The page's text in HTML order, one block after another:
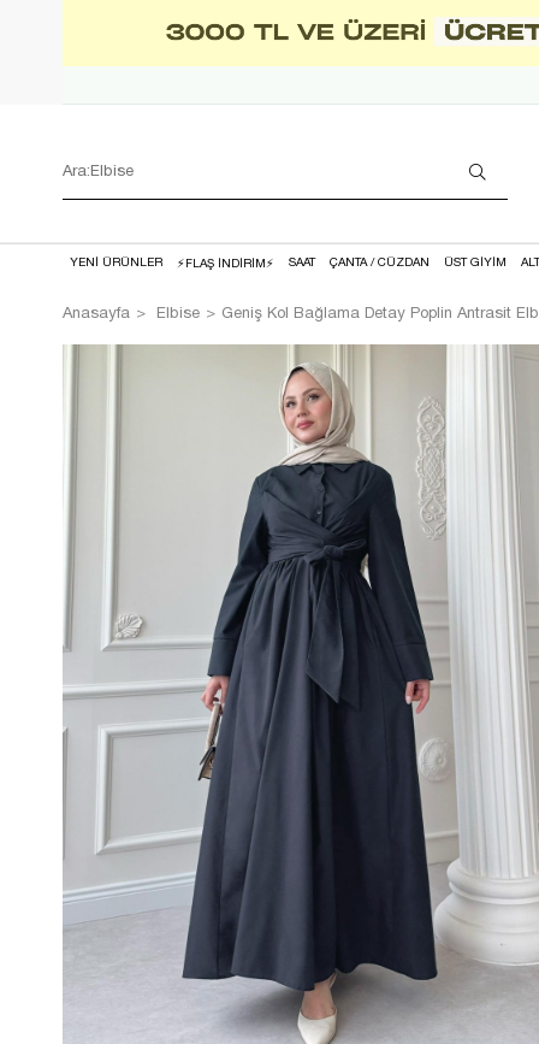
YENİ ÜRÜNLER ⚡FLAŞ İNDİRİM⚡ SAAT ÇANTA / CÜZDAN ÜST GİYİM
Anasayfa Elbise Geniş Kol Bağlama Detay Poplin Antrasit